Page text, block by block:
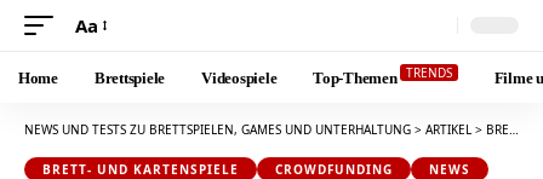
Font
Resizer
Aa
Home Brettspiele Videospiele Top-Themen TRENDS Filme
NEWS UND TESTS ZU BRETTSPIELEN, GAMES UND UNTERHALTUNG > ARTIKEL > BRETT- UND KARTENSPIELE
BRETT- UND KARTENSPIELE CROWDFUNDING
NEWS